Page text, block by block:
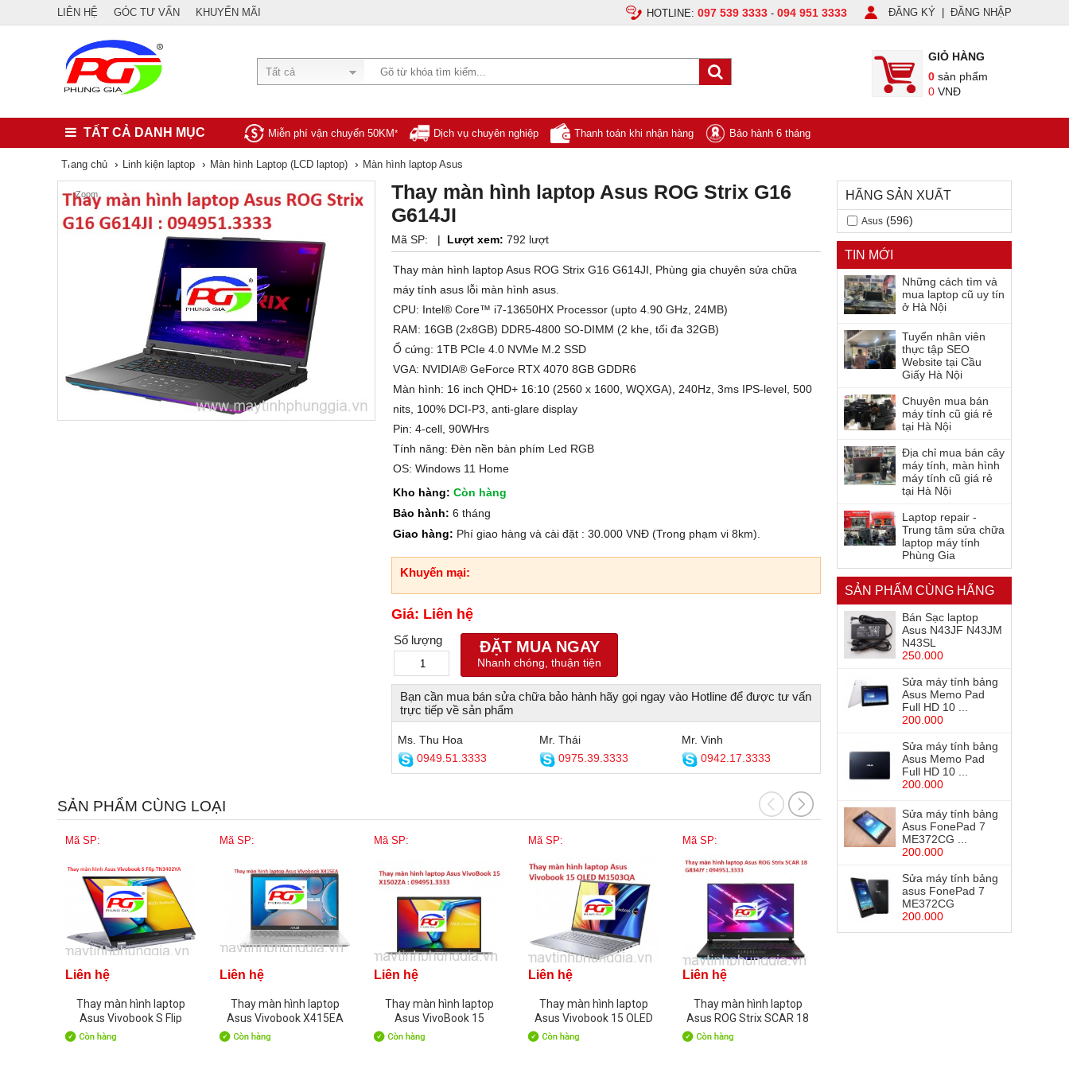
LIÊN HỆ GÓC TƯ VẤN KHUYẾN MÃI HOTLINE: 097 539 3333 - 094 951 3333 ĐĂNG KÝ ĐĂNG NHẬP
Tất cả
GIỎ HÀNG
0 sản phẩm
0 VNĐ
TẤT CẢ DANH MỤC Miễn phí vận chuyển 50KM* Dịch vụ chuyên nghiệp Thanh toán khi nhận hàng Bảo hành 6 tháng
Trang chủ › Linh kiện laptop › Màn hình Laptop (LCD laptop) › Màn hình laptop Asus
Zoom
Thay màn hình laptop Asus ROG Strix G16
G614JI
Mã SP: | Lượt xem: 792 lượt
Thay màn hình laptop Asus ROG Strix G16 G614JI, Phùng gia chuyên sửa chữa
máy tính asus lỗi màn hình asus.
CPU: Intel® Core™ i7-13650HX Processor (upto 4.90 GHz, 24MB)
RAM: 16GB (2x8GB) DDR5-4800 SO-DIMM (2 khe, tối đa 32GB)
Ổ cứng: 1TB PCIe 4.0 NVMe M.2 SSD
VGA: NVIDIA® GeForce RTX 4070 8GB GDDR6
Màn hình: 16 inch QHD+ 16:10 (2560 x 1600, WQXGA), 240Hz, 3ms IPS-level, 500
nits, 100% DCI-P3, anti-glare display
Pin: 4-cell, 90WHrs
Tính năng: Đèn nền bàn phím Led RGB
OS: Windows 11 Home
Kho hàng: Còn hàng
Bảo hành: 6 tháng
Giao hàng: Phí giao hàng và cài đặt : 30.000 VNĐ (Trong phạm vi 8km).
Khuyến mại:
Giá: Liên hệ
Số lượng ĐẶT MUA NGAY
Nhanh chóng, thuận tiện
Bạn cần mua bán sửa chữa bảo hành hãy gọi ngay vào Hotline để được tư vấn
trực tiếp về sản phẩm
Ms. Thu Hoa
0949.51.3333
Mr. Thái
0975.39.3333
Mr. Vinh
0942.17.3333
SẢN PHẨM CÙNG LOẠI
Mã SP:
Liên hệ
Thay màn hình laptop
Asus Vivobook S Flip
TN3402YA
Mã SP:
Liên hệ
Thay màn hình laptop
Asus Vivobook X415EA
Mã SP:
Liên hệ
Thay màn hình laptop
Asus VivoBook 15
X1502ZA
Mã SP:
Liên hệ
Thay màn hình laptop
Asus Vivobook 15 OLED
M1503QA-L1044W
Mã SP:
Liên hệ
Thay màn hình laptop
Asus ROG Strix SCAR 18
G834JY
Mã SP:
HÃNG SẢN XUẤT
Asus (596)
TIN MỚI
Những cách tìm và
mua laptop cũ uy tín
ở Hà Nội
Tuyển nhân viên
thực tập SEO
Website tại Cầu
Giấy Hà Nội
Chuyên mua bán
máy tính cũ giá rẻ
tại Hà Nội
Địa chỉ mua bán cây
máy tính, màn hình
máy tính cũ giá rẻ
tại Hà Nội
Laptop repair -
Trung tâm sửa chữa
laptop máy tính
Phùng Gia
SẢN PHẨM CÙNG HÃNG
Bán Sạc laptop
Asus N43JF N43JM
N43SL
250.000
Sửa máy tính bảng
Asus Memo Pad
Full HD 10 ...
200.000
Sửa máy tính bảng
Asus Memo Pad
Full HD 10 ...
200.000
Sửa máy tính bảng
Asus FonePad 7
ME372CG ...
200.000
Sửa máy tính bảng
asus FonePad 7
ME372CG
200.000